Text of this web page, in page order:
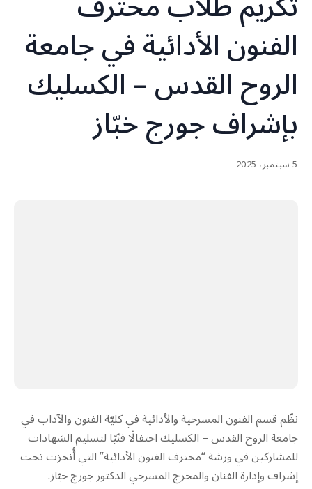
الفنون الأدائية في جامعة
الروح القدس – الكسليك
بإشراف جورج خبّاز
5 سبتمبر، 2025
نظّم قسم الفنون المسرحية والأدائية في كليّة الفنون والآداب في
جامعة الروح القدس – الكسليك احتفالًا فنّيًا لتسليم الشهادات
للمشاركين في ورشة “محترف الفنون الأدائية” التي أُنجزت تحت
إشراف وإدارة الفنان والمخرج المسرحي الدكتور جورج خبّاز.